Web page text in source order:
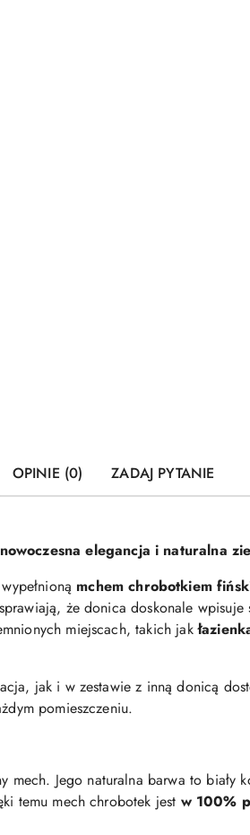
OPINIE (0) ZADAJ PYTANIE
elegancja i naturalna
mchem chrobotkiem
że donica doskonale wpisuje
miejscach, takich jak
jak i w zestawie z inną donicą
pomieszczeniu.
mech. Jego naturalna barwa to biały
temu mech chrobotek jest w 100%